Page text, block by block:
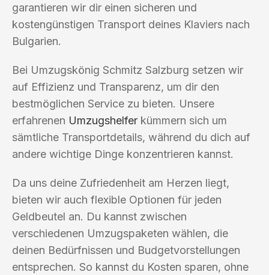
garantieren wir dir einen sicheren und
kostengünstigen Transport deines Klaviers nach
Bulgarien.
Bei Umzugskönig Schmitz Salzburg setzen wir
auf Effizienz und Transparenz, um dir den
bestmöglichen Service zu bieten. Unsere
erfahrenen Umzugshelfer kümmern sich um
sämtliche Transportdetails, während du dich auf
andere wichtige Dinge konzentrieren kannst.
Da uns deine Zufriedenheit am Herzen liegt,
bieten wir auch flexible Optionen für jeden
Geldbeutel an. Du kannst zwischen
verschiedenen Umzugspaketen wählen, die
deinen Bedürfnissen und Budgetvorstellungen
entsprechen. So kannst du Kosten sparen, ohne